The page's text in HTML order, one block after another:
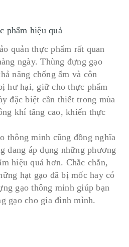
phẩm hiệu quả
quản thực phẩm rất quan
ngày. Thùng đựng gạo
năng chống ẩm và côn
hư hại, giữ cho thực phẩm
đặc biệt cần thiết trong mùa
khí tăng cao, khiến thực
thông minh cũng đồng nghĩa
đang áp dụng những phương
hiệu quả hơn. Chắc chắn,
hạt gạo đã bị mốc hay có
gạo thông minh giúp bạn
gạo cho gia đình mình.